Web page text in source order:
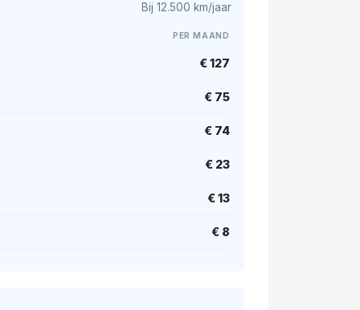
Bij 12.500 km/jaar
PER MAAND
€ 127
€ 75
€ 74
€ 23
€ 13
€ 8